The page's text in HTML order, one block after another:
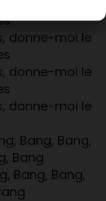
donne-moi le
donne-moi le
donne-moi le
Bang, Bang,
Bang
Bang, Bang,